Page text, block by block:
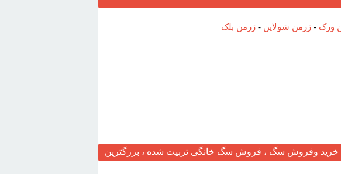
ورک - ژرمن شولاین - ژرمن بلک
وفروش سگ ، فروش سگ خانگی تربیت شده ، بزرگترین